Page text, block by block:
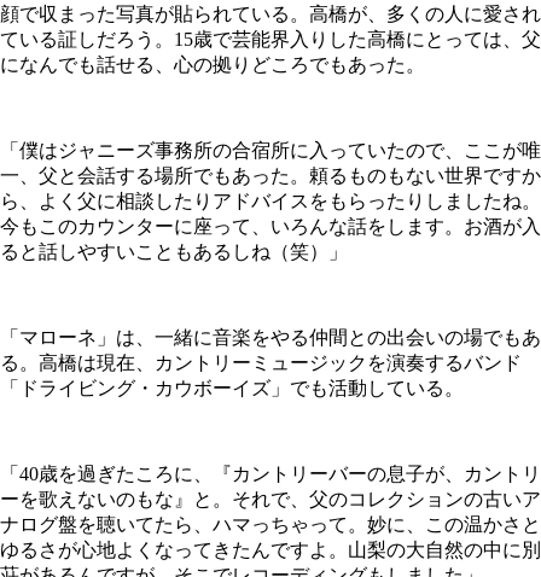
顔で収まった写真が貼られている。高橋が、多くの人に愛され
ている証しだろう。15歳で芸能界入りした高橋にとっては、父
になんでも話せる、心の拠りどころでもあった。
「僕はジャニーズ事務所の合宿所に入っていたので、ここが唯
一、父と会話する場所でもあった。頼るものもない世界ですか
ら、よく父に相談したりアドバイスをもらったりしましたね。
今もこのカウンターに座って、いろんな話をします。お酒が入
ると話しやすいこともあるしね（笑）」
「マローネ」は、一緒に音楽をやる仲間との出会いの場でもあ
る。高橋は現在、カントリーミュージックを演奏するバンド
「ドライビング・カウボーイズ」でも活動している。
「40歳を過ぎたころに、『カントリーバーの息子が、カントリ
ーを歌えないのもな』と。それで、父のコレクションの古いア
ナログ盤を聴いてたら、ハマっちゃって。妙に、この温かさと
ゆるさが心地よくなってきたんですよ。山梨の大自然の中に別